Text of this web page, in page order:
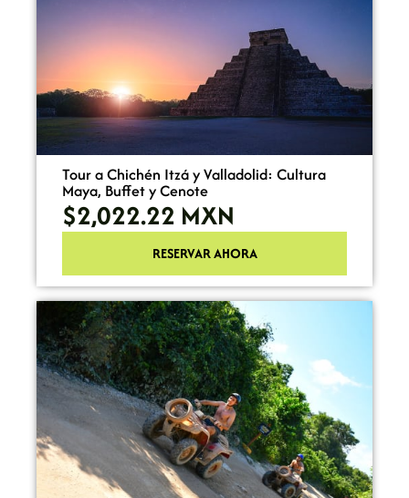
Tour a Chichén Itzá y Valladolid: Cultura
Maya, Buffet y Cenote
$2,022.22 MXN
RESERVAR AHORA